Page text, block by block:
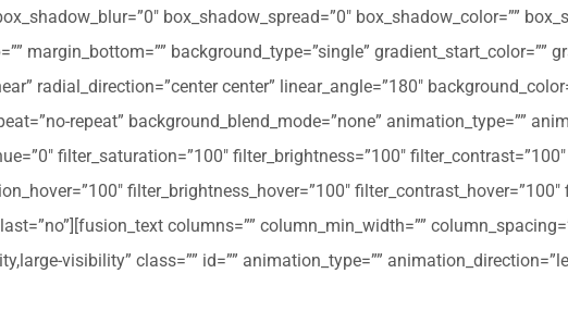
box_shadow_spread=”0″ box_shadow_color=””
margin_bottom=”” background_type=”single” gradient_start_color=””
radial_direction=”center center” linear_angle=”180″
repeat” background_blend_mode=”none” animation_type=””
filter_saturation=”100″ filter_brightness=”100″
filter_brightness_hover=”100″
columns=”” column_min_width=””
visibility” class=”” id=”” animation_type=””